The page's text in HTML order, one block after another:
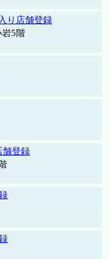
り店舗登録
岩5階
舗登録